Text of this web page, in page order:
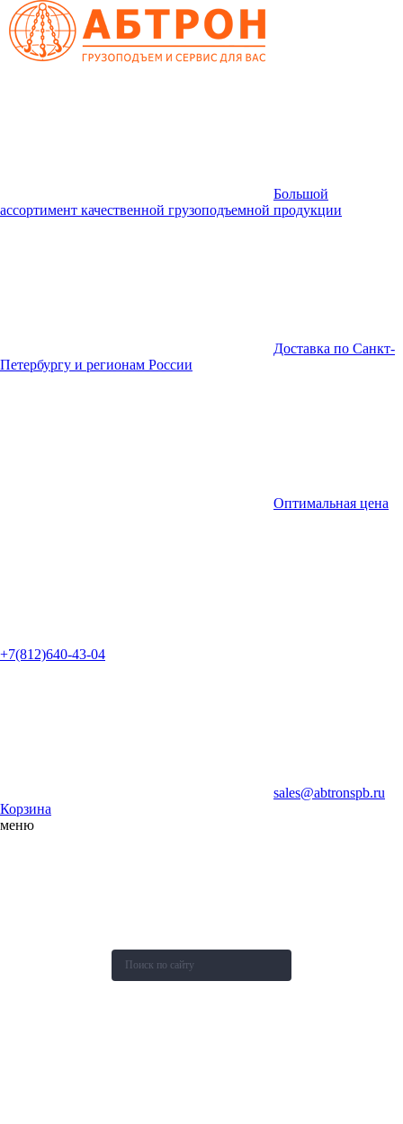
Большой
ассортимент качественной грузоподъемной продукции
Доставка по Санкт-
Петербургу и регионам России
Оптимальная цена
+7(812)640-43-04
sales@abtronspb.ru
Корзина
меню